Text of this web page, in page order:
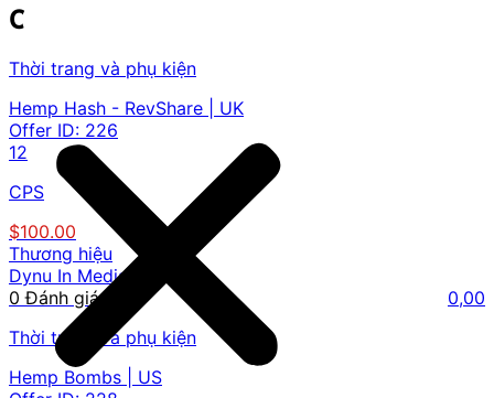
Offer tương tự
Thời trang và phụ kiện
Hemp Hash - RevShare | UK
Offer ID: 226
12
CPS
$100.00
Thương hiệu
Dynu In Media
0 Đánh giá
0,00
Thời trang và phụ kiện
Hemp Bombs | US